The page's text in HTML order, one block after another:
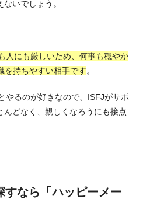
いでしょう。
人にも厳しいため、何事も穏やか
を持ちやすい相手です。
やるのが好きなので、ISFJがサポ
んどなく、親しくなろうにも接点
すなら「ハッピーメー